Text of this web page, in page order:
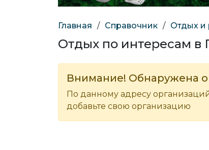
Главная / Справочник / Отдых и
Отдых по интересам в
Внимание! Обнаружена
По данному адресу
добавьте свою организацию